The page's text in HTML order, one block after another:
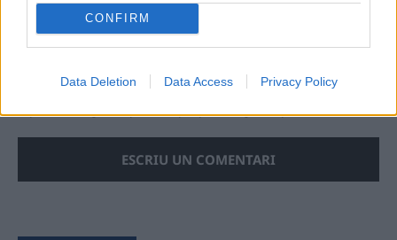
CONFIRM
Data Deletion Data Access Privacy Policy
Deseu el meu nom, el correu electrònic i el lloc web en